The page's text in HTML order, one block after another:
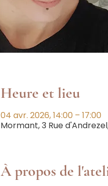
Heure et lieu
04 avr. 2026, 14:00 – 17:00
Mormant, 3 Rue
À propos de